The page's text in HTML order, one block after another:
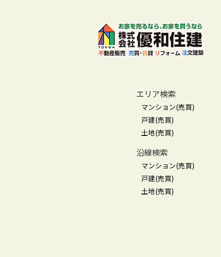
エリア検索
マンション(売買)
戸建(売買)
土地(売買)
沿線検索
マンション(売買)
戸建(売買)
土地(売買)